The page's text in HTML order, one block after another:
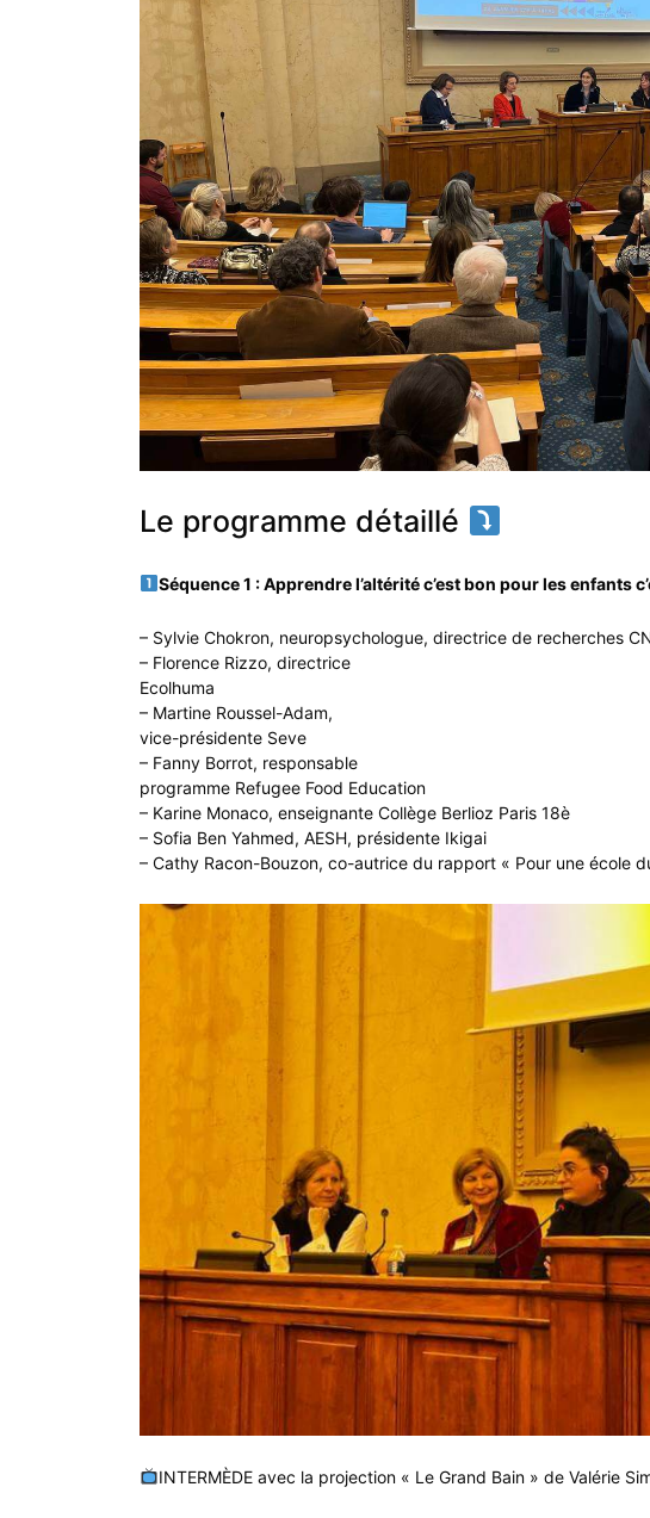
Le programme détaillé
Séquence 1 : Apprendre l’altérité c’est bon pour les enfants
– Sylvie Chokron, neuropsychologue, directrice de recherches
– Florence Rizzo, directrice
Ecolhuma
– Martine Roussel-Adam,
vice-présidente Seve
– Fanny Borrot, responsable
programme Refugee Food Education
– Karine Monaco, enseignante Collège Berlioz Paris 18è
– Sofia Ben Yahmed, AESH, présidente Ikigai
– Cathy Racon-Bouzon, co-autrice du rapport « Pour une école
INTERMÈDE avec la projection « Le Grand Bain » de Valérie